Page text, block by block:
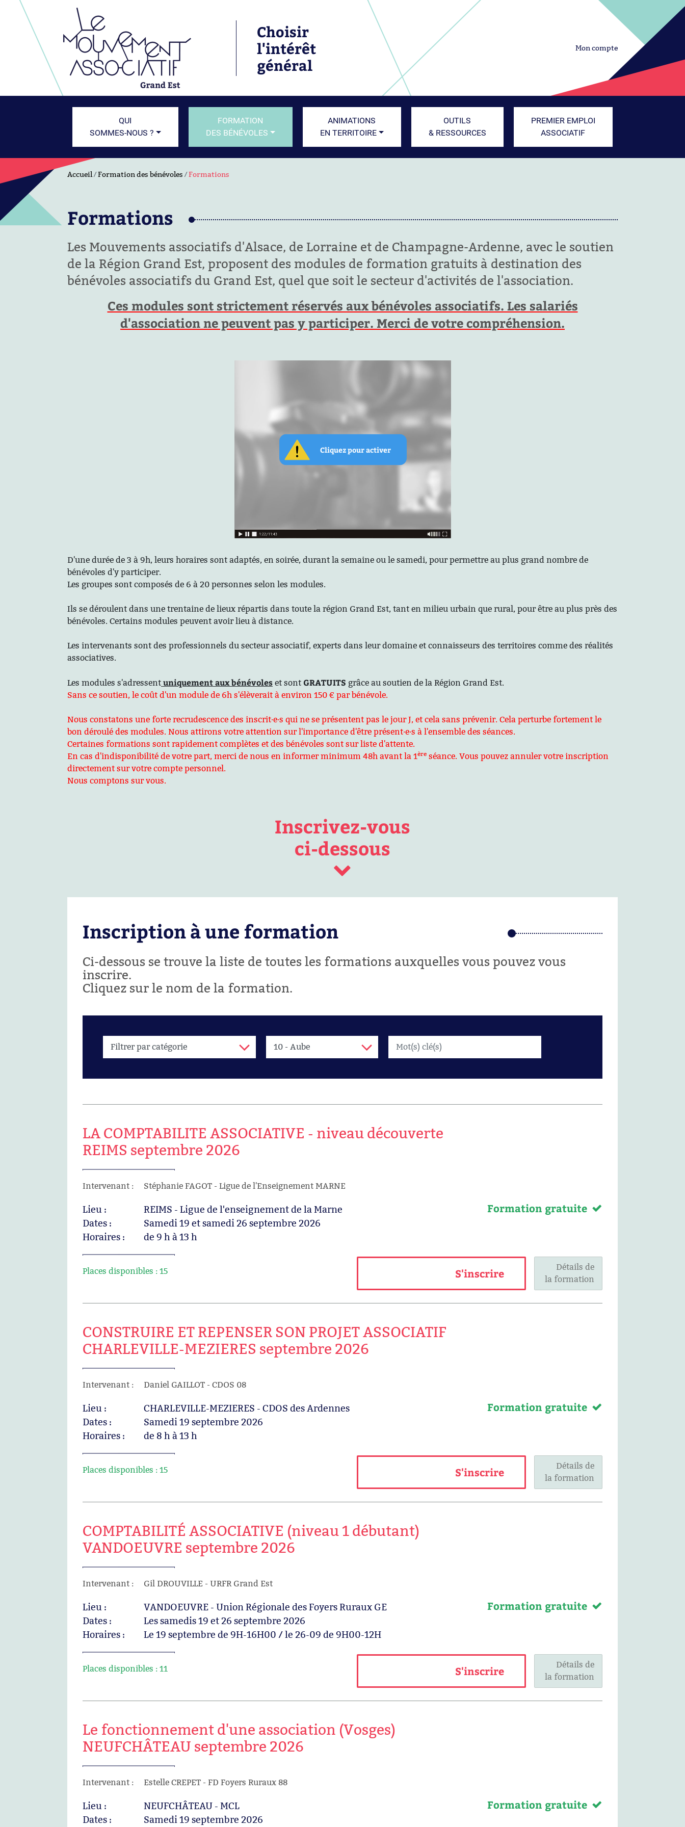
Choisir
l'intérêt
général
Mon compte
QUI
SOMMES-NOUS ?
FORMATION
DES BÉNÉVOLES
ANIMATIONS
EN TERRITOIRE
OUTILS
& RESSOURCES
PREMIER EMPLOI
ASSOCIATIF
Accueil Formation des bénévoles Formations
Formations
Les Mouvements associatifs d'Alsace, de Lorraine et de Champagne-Ardenne, avec le soutien
de la Région Grand Est, proposent des modules de formation gratuits à destination des
bénévoles associatifs du Grand Est, quel que soit le secteur d'activités de l'association.
Ces modules sont strictement réservés aux bénévoles associatifs. Les salariés
d'association ne peuvent pas y participer. Merci de votre compréhension.
D'une durée de 3 à 9h, leurs horaires sont adaptés, en soirée, durant la semaine ou le samedi, pour permettre au plus grand nombre de
bénévoles d'y participer.
Les groupes sont composés de 6 à 20 personnes selon les modules.
Ils se déroulent dans une trentaine de lieux répartis dans toute la région Grand Est, tant en milieu urbain que rural, pour être au plus près des
bénévoles. Certains modules peuvent avoir lieu à distance.
Les intervenants sont des professionnels du secteur associatif, experts dans leur domaine et connaisseurs des territoires comme des réalités
associatives.
Les modules s'adressent uniquement aux bénévoles et sont GRATUITS grâce au soutien de la Région Grand Est.
Sans ce soutien, le coût d'un module de 6h s'élèverait à environ 150 € par bénévole.
Nous constatons une forte recrudescence des inscrit·e·s qui ne se présentent pas le jour J, et cela sans prévenir. Cela perturbe fortement le
bon déroulé des modules. Nous attirons votre attention sur l'importance d'être présent·e·s à l'ensemble des séances.
Certaines formations sont rapidement complètes et des bénévoles sont sur liste d'attente.
En cas d'indisponibilité de votre part, merci de nous en informer minimum 48h avant la 1ère séance. Vous pouvez annuler votre inscription
directement sur votre compte personnel.
Nous comptons sur vous.
Inscrivez-vous
ci-dessous
Inscription à une formation
Ci-dessous se trouve la liste de toutes les formations auxquelles vous pouvez vous
inscrire.
Cliquez sur le nom de la formation.
LA COMPTABILITE ASSOCIATIVE - niveau découverte
REIMS septembre 2026
Intervenant : Stéphanie FAGOT - Ligue de l'Enseignement MARNE
Lieu :
REIMS - Ligue de l'enseignement de la Marne
Dates :
Samedi 19 et samedi 26 septembre 2026
Horaires :
de 9 h à 13 h
Places disponibles : 15
Formation gratuite
S'inscrire
Détails de
la formation
CONSTRUIRE ET REPENSER SON PROJET ASSOCIATIF
CHARLEVILLE-MEZIERES septembre 2026
Intervenant : Daniel GAILLOT - CDOS 08
Lieu :
CHARLEVILLE-MEZIERES - CDOS des Ardennes
Dates :
Samedi 19 septembre 2026
Horaires :
de 8 h à 13 h
Places disponibles : 15
Formation gratuite
S'inscrire
Détails de
la formation
COMPTABILITÉ ASSOCIATIVE (niveau 1 débutant)
VANDOEUVRE septembre 2026
Intervenant : Gil DROUVILLE - URFR Grand Est
Lieu :
VANDOEUVRE - Union Régionale des Foyers Ruraux GE
Dates :
Les samedis 19 et 26 septembre 2026
Horaires :
Le 19 septembre de 9H-16H00 / le 26-09 de 9H00-12H
Places disponibles : 11
Formation gratuite
S'inscrire
Détails de
la formation
Le fonctionnement d'une association (Vosges)
NEUFCHÂTEAU septembre 2026
Intervenant : Estelle CREPET - FD Foyers Ruraux 88
Lieu :
NEUFCHÂTEAU - MCL
Dates :
Samedi 19 septembre 2026
Formation gratuite